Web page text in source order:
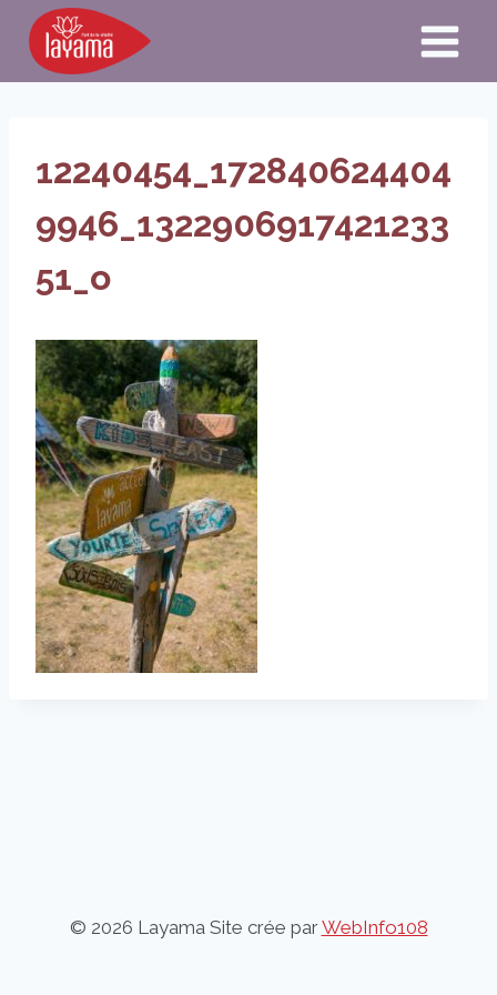
Aller
contenu
12240454_172840624404
9946_1322906917421233
51_o
© 2026 Layama Site crée parWebInfo108